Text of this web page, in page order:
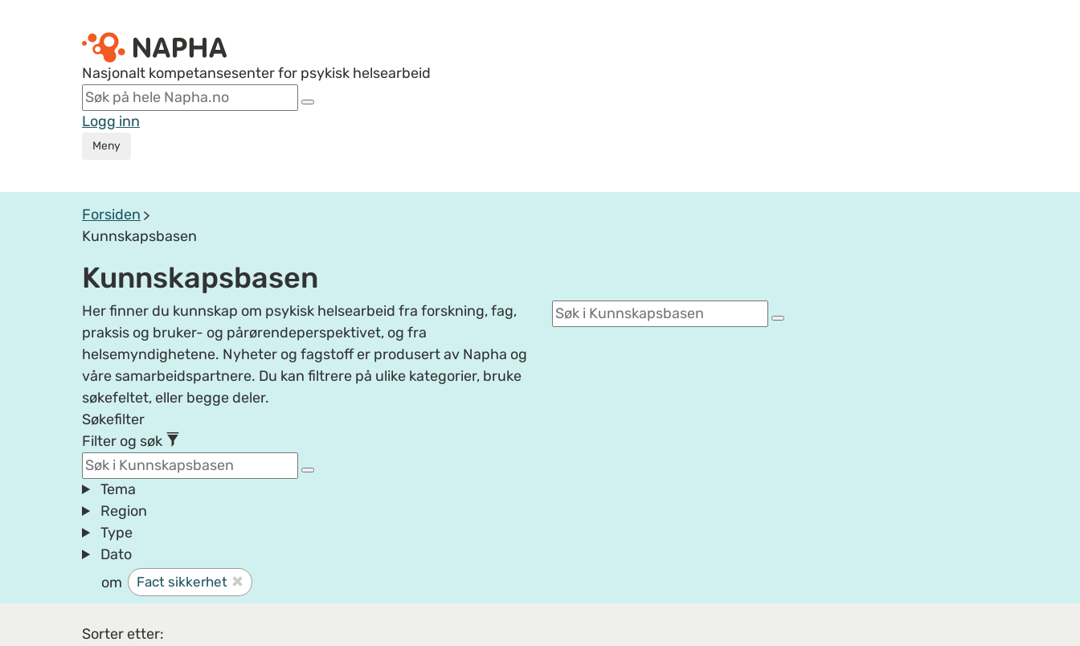
Nasjonalt kompetansesenter for psykisk helsearbeid
Logg inn
Meny
Forsiden
Kunnskapsbasen
Kunnskapsbasen
Her finner du kunnskap om psykisk helsearbeid fra forskning, fag,
praksis og bruker- og pårørendeperspektivet, og fra
helsemyndighetene. Nyheter og fagstoff er produsert av Napha og
våre samarbeidspartnere. Du kan filtrere på ulike kategorier, bruke
søkefeltet, eller begge deler.
Søkefilter
Filter og søk
Tema
Region
Type
Dato
om
Fact sikkerhet
Sorter etter: